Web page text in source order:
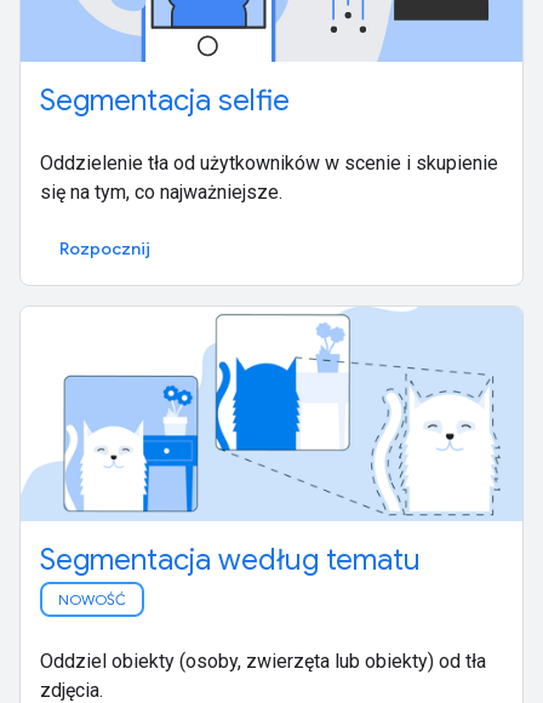
Segmentacja selfie
Oddzielenie tła od użytkowników w scenie i skupienie
się na tym, co najważniejsze.
Rozpocznij
Segmentacja według tematu
NOWOŚĆ
Oddziel obiekty (osoby, zwierzęta lub obiekty) od tła
zdjęcia.